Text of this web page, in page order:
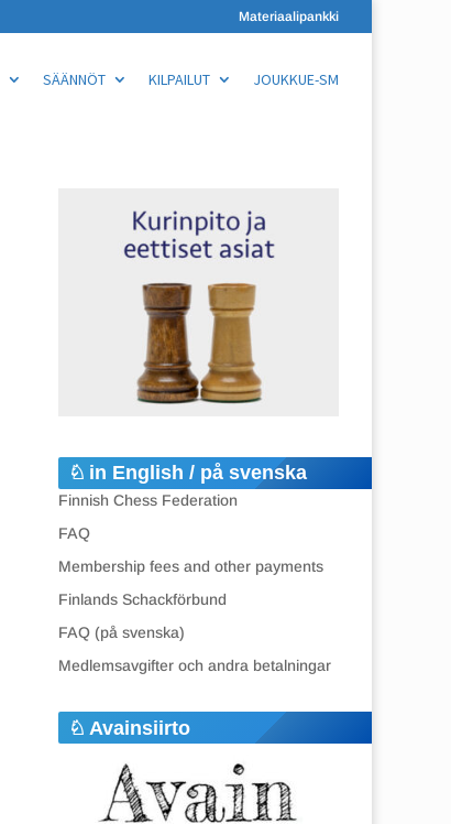
Materiaalipankki
SÄÄNNÖT KILPAILUT JOUKKUE-SM
in English / på svenska
Finnish Chess Federation
FAQ
Membership fees and other payments
Finlands Schackförbund
FAQ (på svenska)
Medlemsavgifter och andra betalningar
Avainsiirto